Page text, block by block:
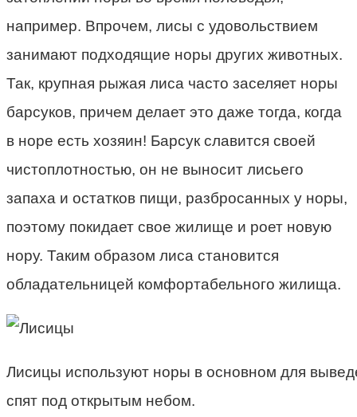
например. Впрочем, лисы с удовольствием
занимают подходящие норы других животных.
Так, крупная рыжая лиса часто заселяет норы
барсуков, причем делает это даже тогда, когда
в норе есть хозяин! Барсук славится своей
чистоплотностью, он не выносит лисьего
запаха и остатков пищи, разбросанных у норы,
поэтому покидает свое жилище и роет новую
нору. Таким образом лиса становится
обладательницей комфортабельного жилища.
Лисицы используют норы в основном для
спят под открытым небом.